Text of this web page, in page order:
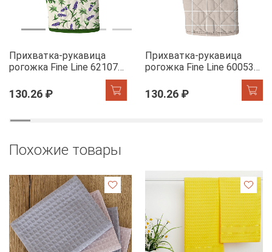
Прихватка-рукавица
рогожка Fine Line 62107-1
130.26 ₽
Прихватка-рукавица
рогожка Fine Line 60053-1
130.26 ₽
Похожие товары